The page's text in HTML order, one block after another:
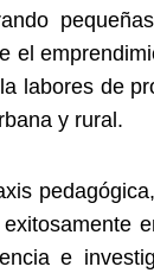
el
labores de
y rural.
e